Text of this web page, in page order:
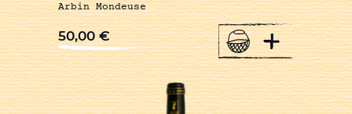
Arbin Mondeuse
50,00€ +